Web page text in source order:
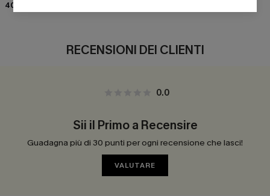
40,00 €
RECENSIONI DEI CLIENTI
0.0
Sii il Primo a Recensire
Guadagna più di 30 punti per ogni recensione che lasci!
VALUTARE